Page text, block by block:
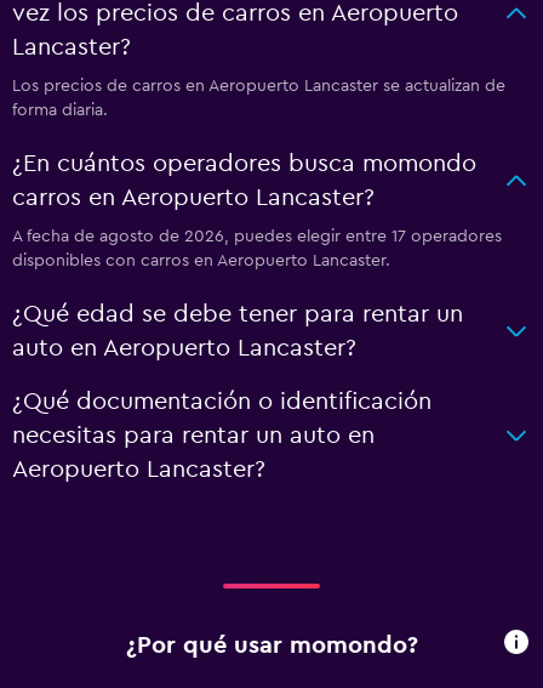
vez los precios de carros en Aeropuerto
Lancaster?
Los precios de carros en Aeropuerto Lancaster se actualizan de
forma diaria.
¿En cuántos operadores busca momondo
carros en Aeropuerto Lancaster?
A fecha de agosto de 2026, puedes elegir entre 17 operadores
disponibles con carros en Aeropuerto Lancaster.
¿Qué edad se debe tener para rentar un
auto en Aeropuerto Lancaster?
¿Qué documentación o identificación
necesitas para rentar un auto en
Aeropuerto Lancaster?
¿Por qué usar momondo?